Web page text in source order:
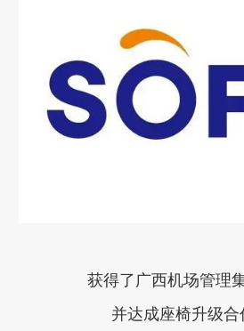
获得了广西机场管理
并达成座椅升级合